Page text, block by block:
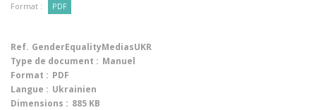
Format : PDF
Ref. GenderEqualityMediasUKR
Type de document : Manuel
Format : PDF
Langue : Ukrainien
Dimensions : 885 KB